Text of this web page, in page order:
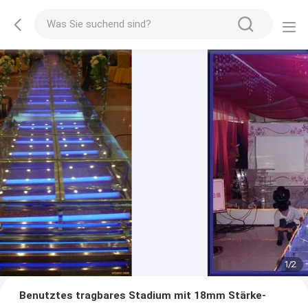
1/2
Benutztes tragbares Stadium mit 18mm Stärke-